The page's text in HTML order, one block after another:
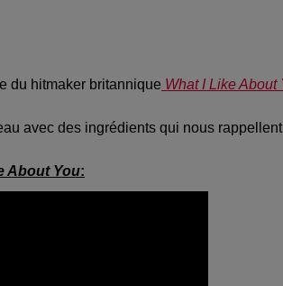
du hitmaker britannique What I Like About
avec des ingrédients qui nous
About You: